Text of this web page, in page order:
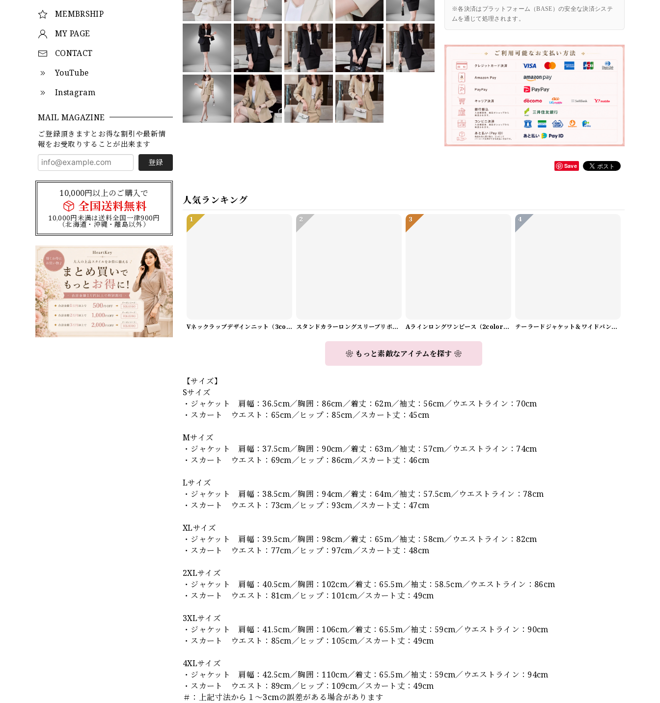
MEMBRSHIP
MY PAGE
CONTACT
YouTube
Instagram
MAIL MAGAZINE
ご登録頂きますとお得な割引や最新情
報をお受取りすることが出来ます
登録
10,000円以上のご購入で
全国送料無料
10,000円未満は送料全国一律900円
（北海道・沖縄・離島以外）
※各決済はプラットフォーム（BASE）の安全な決済システ
ムを通じて処理されます。
Save
人気ランキング
1
Vネックラップデザインニット（3color） A1008
2
スタンドカラーロングスリーブリボンブラウス（3color） A1126
3
Aラインロングワンピース（2color） A0908
4
テーラードジャケット＆ワイドパンツスーツwithスカーフ A0987
❀ もっと素敵なアイテムを探す ❀
【サイズ】
Sサイズ
・ジャケット 肩幅：36.5cm／胸囲：86cm／着丈：62m／袖丈：56cm／ウエストライン：70cm
・スカート ウエスト：65cm／ヒップ：85cm／スカート丈：45cm
Mサイズ
・ジャケット 肩幅：37.5cm／胸囲：90cm／着丈：63m／袖丈：57cm／ウエストライン：74cm
・スカート ウエスト：69cm／ヒップ：86cm／スカート丈：46cm
Lサイズ
・ジャケット 肩幅：38.5cm／胸囲：94cm／着丈：64m／袖丈：57.5cm／ウエストライン：78cm
・スカート ウエスト：73cm／ヒップ：93cm／スカート丈：47cm
XLサイズ
・ジャケット 肩幅：39.5cm／胸囲：98cm／着丈：65m／袖丈：58cm／ウエストライン：82cm
・スカート ウエスト：77cm／ヒップ：97cm／スカート丈：48cm
2XLサイズ
・ジャケット 肩幅：40.5cm／胸囲：102cm／着丈：65.5m／袖丈：58.5cm／ウエストライン：86cm
・スカート ウエスト：81cm／ヒップ：101cm／スカート丈：49cm
3XLサイズ
・ジャケット 肩幅：41.5cm／胸囲：106cm／着丈：65.5m／袖丈：59cm／ウエストライン：90cm
・スカート ウエスト：85cm／ヒップ：105cm／スカート丈：49cm
4XLサイズ
・ジャケット 肩幅：42.5cm／胸囲：110cm／着丈：65.5m／袖丈：59cm／ウエストライン：94cm
・スカート ウエスト：89cm／ヒップ：109cm／スカート丈：49cm
＃：上記寸法から１～3cmの誤差がある場合があります